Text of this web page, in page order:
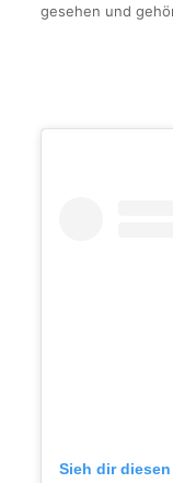
gesehen und
Sieh dir